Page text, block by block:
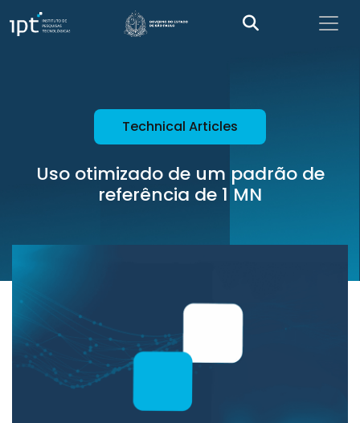
Technical Articles
Uso otimizado de um padrão de
referência de 1 MN